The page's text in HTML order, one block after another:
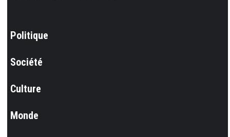
Politique
Société
Culture
Monde